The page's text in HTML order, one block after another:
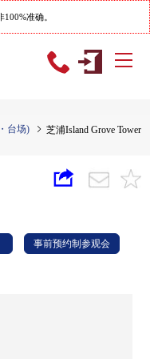
准确。
台场) 芝浦Island Grove Tower
事前预约制参观会